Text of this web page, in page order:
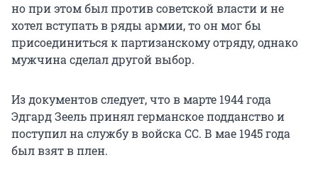
но при этом был против советской власти и не
хотел вступать в ряды армии, то он мог бы
присоединиться к партизанскому отряду, однако
мужчина сделал другой выбор.
Из документов следует, что в марте 1944 года
Эдгард Зеель принял германское подданство и
поступил на службу в войска СС. В мае 1945 года
был взят в плен.